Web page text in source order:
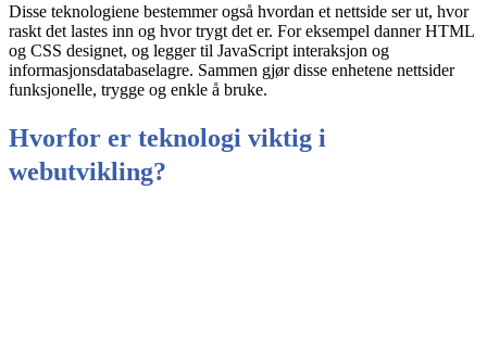
Disse teknologiene bestemmer også hvordan et nettside ser ut, hvor
raskt det lastes inn og hvor trygt det er. For eksempel danner HTML
og CSS designet, og legger til JavaScript interaksjon og
informasjonsdatabaselagre. Sammen gjør disse enhetene nettsider
funksjonelle, trygge og enkle å bruke.
Hvorfor er teknologi viktig i
webutvikling?